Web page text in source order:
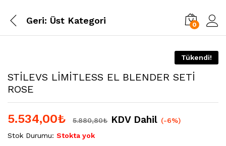
Geri: Üst Kategori 0
Tükendi!
STİLEVS LİMİTLESS EL BLENDER SETİ
ROSE
5.534,00₺ 5.880,80₺ KDV Dahil (-6%)
Stok Durumu: Stokta yok